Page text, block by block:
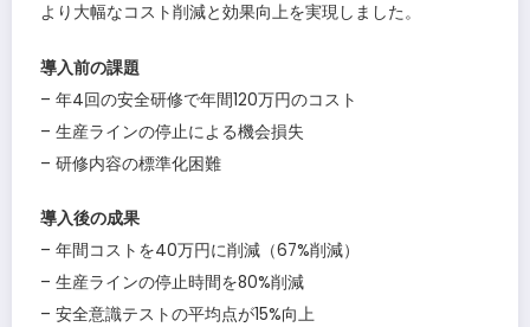
より大幅なコスト削減と効果向上を実現しました。
導入前の課題
– 年4回の安全研修で年間120万円のコスト
– 生産ラインの停止による機会損失
– 研修内容の標準化困難
導入後の成果
– 年間コストを40万円に削減（67%削減）
– 生産ラインの停止時間を80%削減
– 安全意識テストの平均点が15%向上